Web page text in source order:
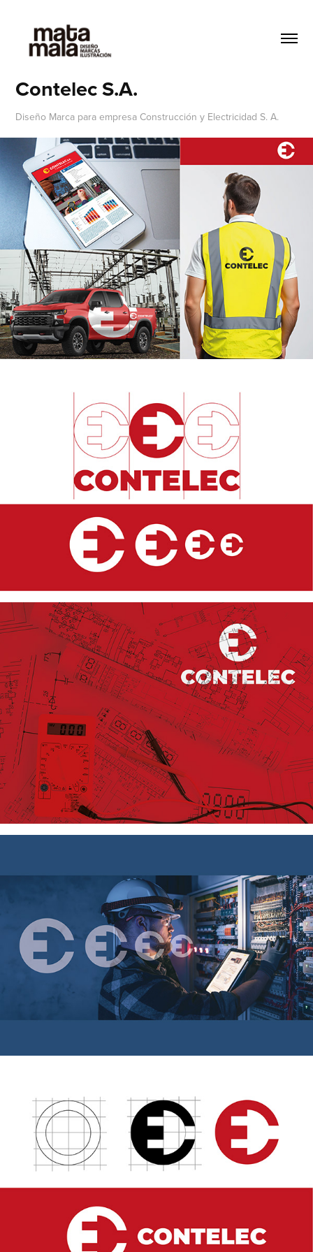
Contelec S.A.
Diseño Marca para empresa Construcción y Electricidad S. A.